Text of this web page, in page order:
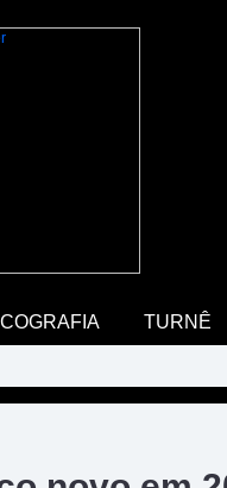
TURNÊ